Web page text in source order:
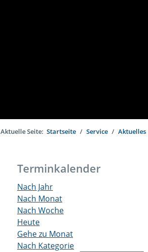
Aktuelle Seite: Startseite Service Aktuelles
Terminkalender
Nach Jahr
Nach Monat
Nach Woche
Heute
Gehe zu Monat
Nach Kategorie